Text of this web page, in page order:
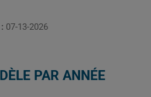
07-13-2026
PAR ANNÉE